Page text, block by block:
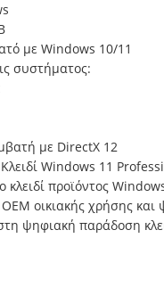
με Windows 10/11
συστήματος:
με DirectX 12
Κλειδί Windows 11
κλειδί προϊόντος
OEM οικιακής χρήσης
ψηφιακή παράδοση